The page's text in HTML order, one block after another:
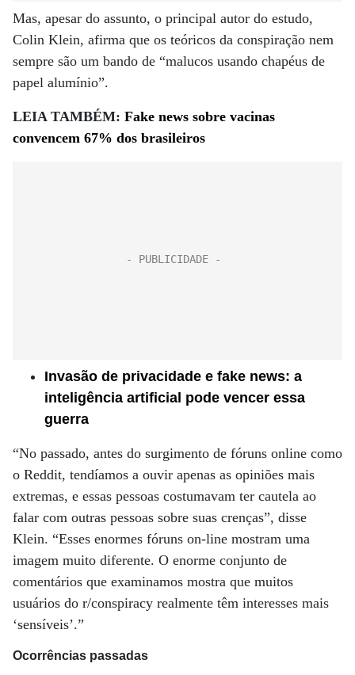
Mas, apesar do assunto, o principal autor do estudo,
Colin Klein, afirma que os teóricos da conspiração nem
sempre são um bando de “malucos usando chapéus de
papel alumínio”.
LEIA TAMBÉM: Fake news sobre vacinas
convencem 67% dos brasileiros
Invasão de privacidade e fake news: a
inteligência artificial pode vencer essa
guerra
“No passado, antes do surgimento de fóruns online como
o Reddit, tendíamos a ouvir apenas as opiniões mais
extremas, e essas pessoas costumavam ter cautela ao
falar com outras pessoas sobre suas crenças”, disse
Klein. “Esses enormes fóruns on-line mostram uma
imagem muito diferente. O enorme conjunto de
comentários que examinamos mostra que muitos
usuários do r/conspiracy realmente têm interesses mais
‘sensíveis’.”
Ocorrências passadas